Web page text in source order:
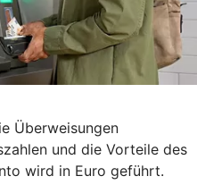
Überweisungen
und die Vorteile des
wird in Euro geführt.